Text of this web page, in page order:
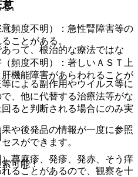
。
頻度不明）：急性腎障害等の
ことがある。
頻度不明）：著しいＡＳＴ上
機能障害があらわれることが
蕁麻疹、発疹、発赤、そう痒
意
意）
って、根治的な療法ではな
による副作用やウイルス等に
、他に代替する治療法等がな
ると判断される場合にのみ実
ることがあるので、観察を十
や後発品の情報が一度に参照
スができます。
可能！